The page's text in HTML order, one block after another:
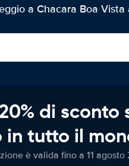
a Chacara Boa Vista
di
in tutto il
è valida fino a 11